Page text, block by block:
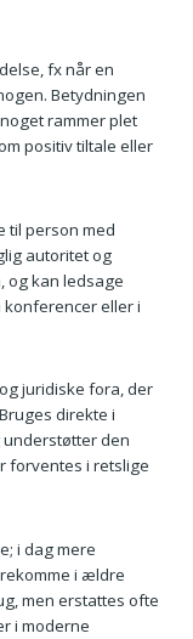
fx når en
Betydningen
rammer plet
positiv tiltale eller
til person med
autoritet og
og kan ledsage
eller i
juridiske fora, der
direkte i
den
forventes i retslige
i dag mere
i ældre
men erstattes ofte
i moderne